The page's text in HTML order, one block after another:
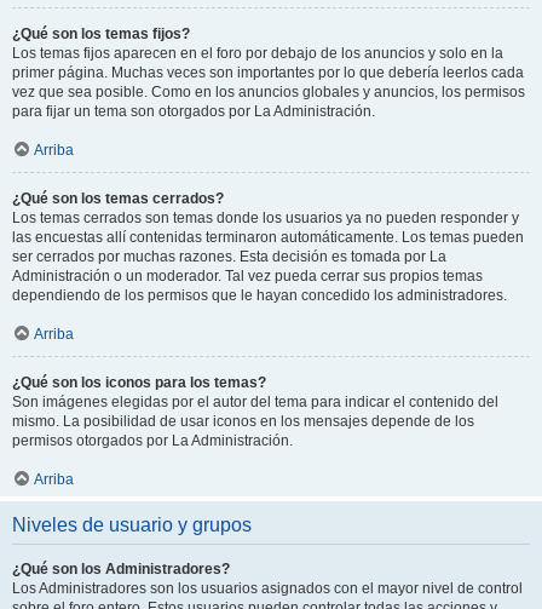
¿Qué son los temas fijos?
Los temas fijos aparecen en el foro por debajo de los anuncios y solo en la
primer página. Muchas veces son importantes por lo que debería leerlos cada
vez que sea posible. Como en los anuncios globales y anuncios, los permisos
para fijar un tema son otorgados por La Administración.
Arriba
¿Qué son los temas cerrados?
Los temas cerrados son temas donde los usuarios ya no pueden responder y
las encuestas allí contenidas terminaron automáticamente. Los temas pueden
ser cerrados por muchas razones. Esta decisión es tomada por La
Administración o un moderador. Tal vez pueda cerrar sus propios temas
dependiendo de los permisos que le hayan concedido los administradores.
Arriba
¿Qué son los iconos para los temas?
Son imágenes elegidas por el autor del tema para indicar el contenido del
mismo. La posibilidad de usar iconos en los mensajes depende de los
permisos otorgados por La Administración.
Arriba
Niveles de usuario y grupos
¿Qué son los Administradores?
Los Administradores son los usuarios asignados con el mayor nivel de control